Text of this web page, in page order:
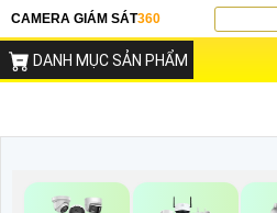
CAMERA GIÁM SÁT360
DANH MỤC SẢN PHẨM